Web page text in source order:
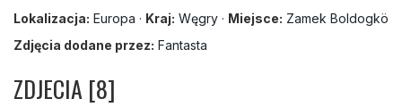
Lokalizacja: Europa · Kraj: Węgry · Miejsce: Zamek Boldogkö
Zdjęcia dodane przez: Fantasta
ZDJECIA [8]